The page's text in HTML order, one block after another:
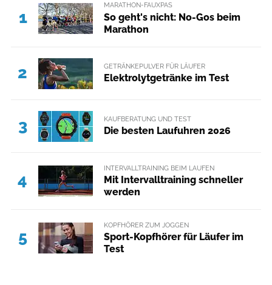
1
MARATHON-FAUXPAS
So geht's nicht: No-Gos beim
Marathon
2 GETRÄNKEPULVER FÜR LÄUFER
Elektrolytgetränke im Test
3 KAUFBERATUNG UND TEST
Die besten Laufuhren 2026
4
INTERVALLTRAINING BEIM LAUFEN
Mit Intervalltraining schneller
werden
5
KOPFHÖRER ZUM JOGGEN
Sport-Kopfhörer für Läufer im
Test